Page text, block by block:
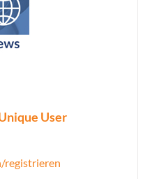
User
registrieren